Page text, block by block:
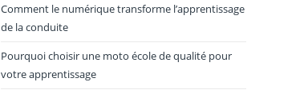
Comment le numérique transforme l’apprentissage
de la conduite
Pourquoi choisir une moto école de qualité pour
votre apprentissage